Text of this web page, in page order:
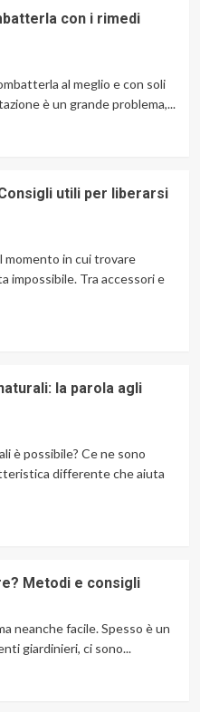
con i rimedi
al meglio e con soli
è un grande problema,...
utili per liberarsi
in cui trovare
impossibile. Tra accessori e
la parola agli
è possibile? Ce ne sono
differente che aiuta
Metodi e consigli
neanche facile. Spesso è un
giardinieri, ci sono...